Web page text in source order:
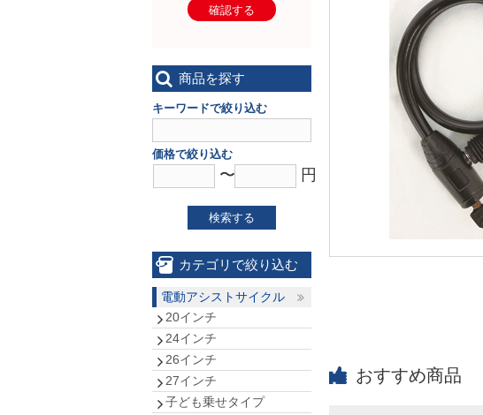
確認する
商品を探す
キーワードで絞り込む
価格で絞り込む
〜 円
検索する
カテゴリで絞り込む
電動アシストサイクル
20インチ
24インチ
26インチ
27インチ
子ども乗せタイプ
おすすめ商品